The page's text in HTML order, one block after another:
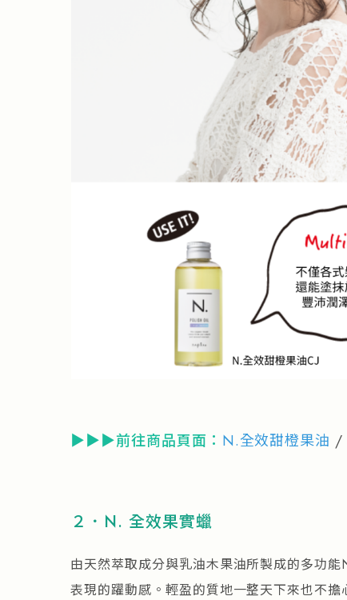
▶▶▶前往商品頁面： N.全效甜橙果油 /
２．N. 全效果實蠟
由天然萃取成分與乳油木果油所製成的多功
表現的躍動感。輕盈的質地一整天下來也不擔